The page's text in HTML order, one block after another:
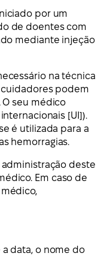
por um
de doentes com
mediante injeção
na técnica
podem
O seu médico
[UI]).
é utilizada para a
hemorragias.
deste
Em caso de
a data, o nome do